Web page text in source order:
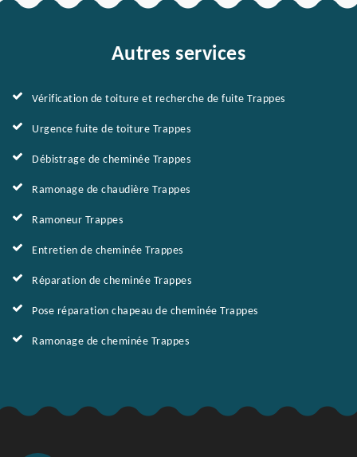
Autres services
Vérification de toiture et recherche de fuite Trappes
Urgence fuite de toiture Trappes
Débistrage de cheminée Trappes
Ramonage de chaudière Trappes
Ramoneur Trappes
Entretien de cheminée Trappes
Réparation de cheminée Trappes
Pose réparation chapeau de cheminée Trappes
Ramonage de cheminée Trappes